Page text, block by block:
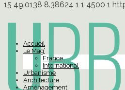
15 49.0138 8.38624 1 1 4500 1
Accueil
Le Mag’
France
International
Urbanisme
Architecture
Aménagement